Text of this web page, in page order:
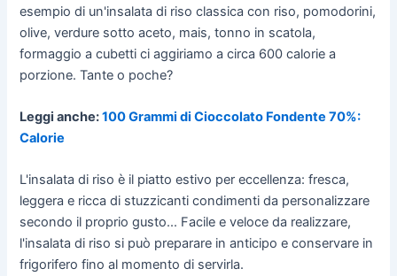
esempio di un'insalata di riso classica con riso, pomodorini,
olive, verdure sotto aceto, mais, tonno in scatola,
formaggio a cubetti ci aggiriamo a circa 600 calorie a
porzione. Tante o poche?
Leggi anche:100 Grammi di Cioccolato Fondente 70%:
Calorie
L'insalata di riso è il piatto estivo per eccellenza: fresca,
leggera e ricca di stuzzicanti condimenti da personalizzare
secondo il proprio gusto... Facile e veloce da realizzare,
l'insalata di riso si può preparare in anticipo e conservare in
frigorifero fino al momento di servirla.